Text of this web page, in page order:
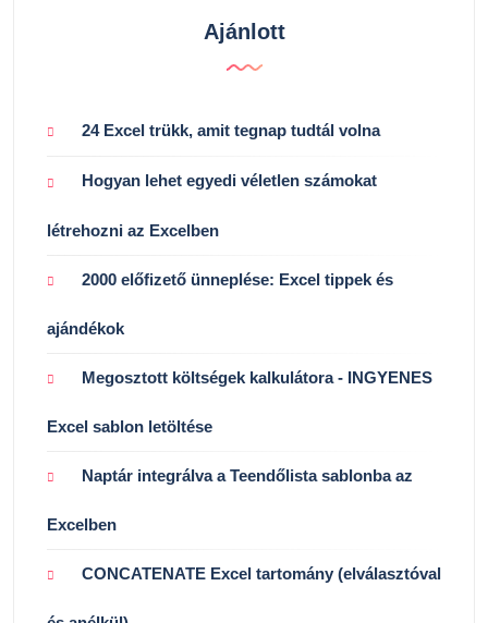
Ajánlott
24 Excel trükk, amit tegnap tudtál volna
Hogyan lehet egyedi véletlen számokat
létrehozni az Excelben
2000 előfizető ünneplése: Excel tippek és
ajándékok
Megosztott költségek kalkulátora - INGYENES
Excel sablon letöltése
Naptár integrálva a Teendőlista sablonba az
Excelben
CONCATENATE Excel tartomány (elválasztóval